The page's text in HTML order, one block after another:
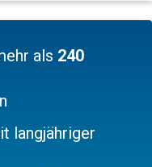
als 240
langjähriger